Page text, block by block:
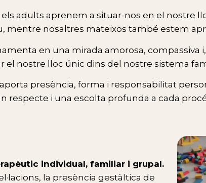
adults aprenem a situar-nos en el nostre
mentre nosaltres mateixos també estem
en una mirada amorosa,
el nostre lloc únic dins del nostre sistema
presència, forma i responsabilitat
respecte i una escolta profunda a cada
individual, familiar i grupal.
la presència gestàltica de